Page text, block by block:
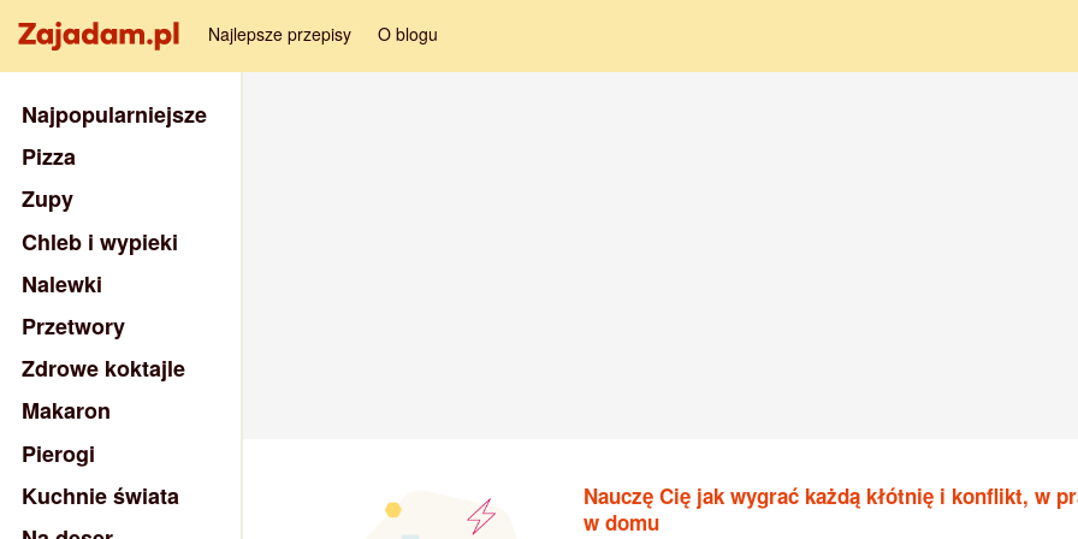
Najlepsze przepisy O blogu
Nauczę Cię jak wygrać każdą kłótnię i konflikt, w
w domu
Najpopularniejsze
Pizza
Zupy
Chleb i wypieki
Nalewki
Przetwory
Zdrowe koktajle
Makaron
Pierogi
Kuchnie świata